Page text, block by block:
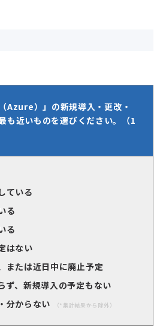
Azure）」の新規導入・更改・
も近いものを選びください。（1
ている
る
る
はない
または近日中に廃止予定
ず、新規導入の予定もない
分からない （*集計結果から除外）